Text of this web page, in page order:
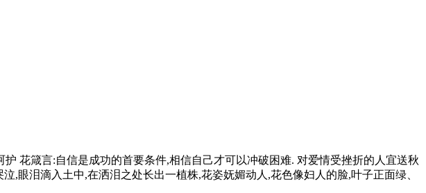
花箴言:自信是成功的首要条件,相信自己才可以冲破困难. 对爱情受挫折的人宜送秋
,眼泪滴入土中,在洒泪之处长出一植株,花姿妩媚动人,花色像妇人的脸,叶子正面绿、